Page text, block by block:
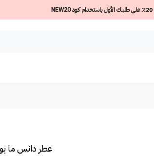
عطر دانس ما